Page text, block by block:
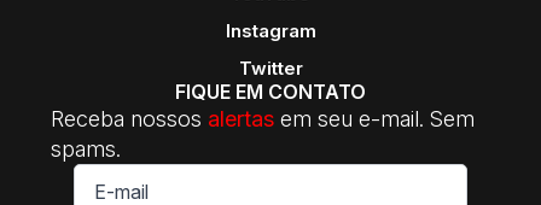
Instagram
Twitter
FIQUE EM CONTATO
Receba nossos alertas em seu e-mail. Sem
spams.
E-
mail